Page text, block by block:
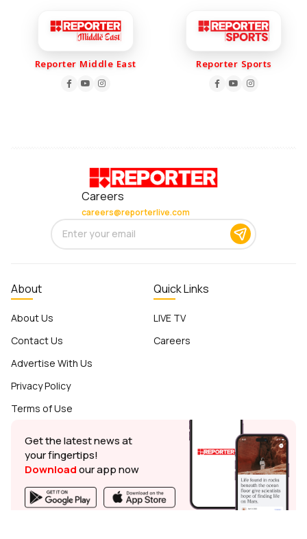
Reporter Middle East Reporter Sports
Careers
careers@reporterlive.com
About
About Us
Contact Us
Advertise With Us
Privacy Policy
Terms of Use
Quick Links
LIVE TV
Careers
Get the latest news at
your fingertips!
Downloadour app now